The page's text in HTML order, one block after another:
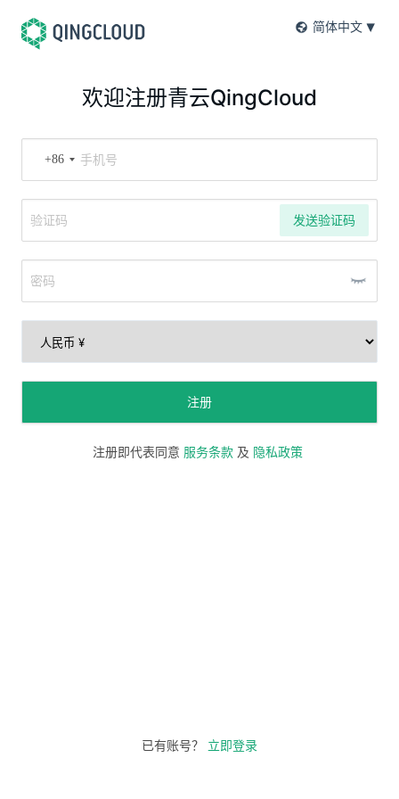
简体中文
欢迎注册青云QingCloud
+86
发送验证码
注册
注册即代表同意 服务条款 及 隐私政策
已有账号？ 立即登录